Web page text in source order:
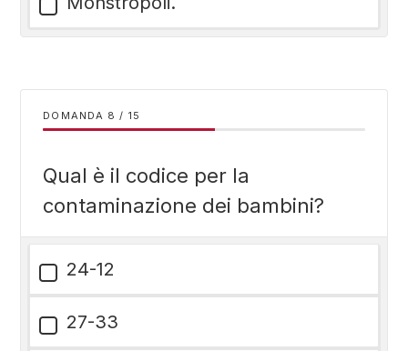
DOMANDA / 15
Qual è il codice per la
contaminazione dei bambini?
24-12
27-33